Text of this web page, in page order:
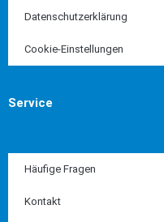
Datenschutzerklärung
Cookie-Einstellungen
Service
Häufige Fragen
Kontakt